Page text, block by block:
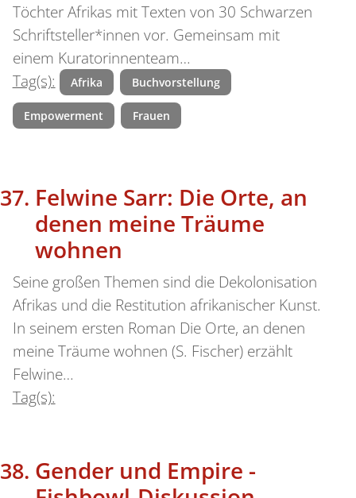
Töchter Afrikas mit Texten von 30 Schwarzen
Schriftsteller*innen vor. Gemeinsam mit
einem Kuratorinnenteam…
Tag(s):
Afrika Buchvorstellung
Empowerment Frauen
Felwine Sarr: Die Orte, an
denen meine Träume
wohnen
Seine großen Themen sind die Dekolonisation
Afrikas und die Restitution afrikanischer Kunst.
In seinem ersten Roman Die Orte, an denen
meine Träume wohnen (S. Fischer) erzählt
Felwine…
Tag(s):
Gender und Empire -